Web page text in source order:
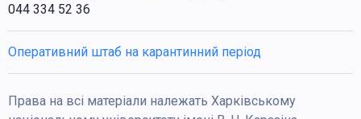
044 334 52 36
Оперативний штаб на карантинний період
Права на всі матеріали належать Харківському